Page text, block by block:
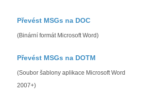
Převést MSGs na DOC
(Binární formát Microsoft Word)
Převést MSGs na DOTM
(Soubor šablony aplikace Microsoft Word
2007+)